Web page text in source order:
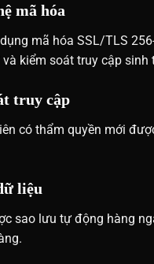
mã hóa
dụng mã hóa SSL/TLS
kiểm soát truy cập sinh
truy cập
có thẩm quyền mới
liệu
sao lưu tự động hàng